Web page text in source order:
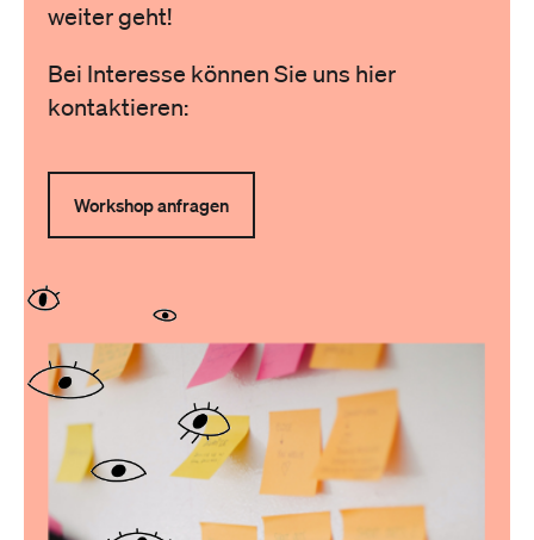
weiter geht!
Bei Interesse können Sie uns hier
kontaktieren:
Workshop anfragen